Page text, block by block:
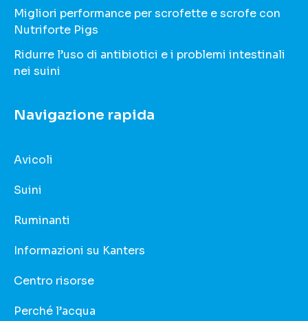
Migliori performance per scrofette e scrofe con
Nutriforte Pigs
Ridurre l’uso di antibiotici e i problemi intestinali
nei suini
Navigazione rapida
Avicoli
Suini
Ruminanti
Informazioni su Kanters
Centro risorse
Perché l’acqua